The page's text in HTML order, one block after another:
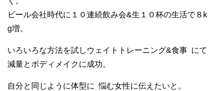
ビール会社時代に１０連続飲み会&生１０杯の生活で８k
g増。
いろいろな方法を試しウェイトトレーニング&食事 にて
減量とボディメイクに成功。
自分と同じように体型に悩む女性に伝えたいと。